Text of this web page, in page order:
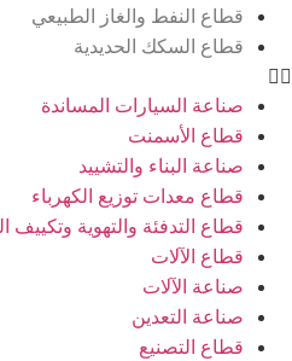
والغاز الطبيعي
الحديدية
المساندة
والتشييد
توزيع الكهرباء
والتهوية وتكييف الهواء